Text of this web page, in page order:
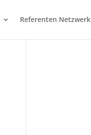
Referenten Netzwerk